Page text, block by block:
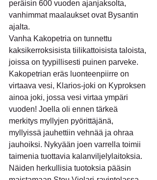
peräisin 600 vuoden ajanjaksolta,
vanhimmat maalaukset ovat Bysantin
ajalta.
Vanha Kakopetria on tunnettu
kaksikerroksisista tiilikattoisista taloista,
joissa on tyypillisesti puinen parveke.
Kakopetrian eräs luonteenpiirre on
virtaava vesi, Klarios-joki on Kyproksen
ainoa joki, jossa vesi virtaa ympäri
vuoden! Joella oli ennen tärkeä
merkitys myllyjen pyörittäjänä,
myllyissä jauhettiin vehnää ja ohraa
jauhoiksi. Nykyään joen varrella toimii
taimenia tuottavia kalanviljelylaitoksia.
Näiden herkullisia tuotoksia pääsin